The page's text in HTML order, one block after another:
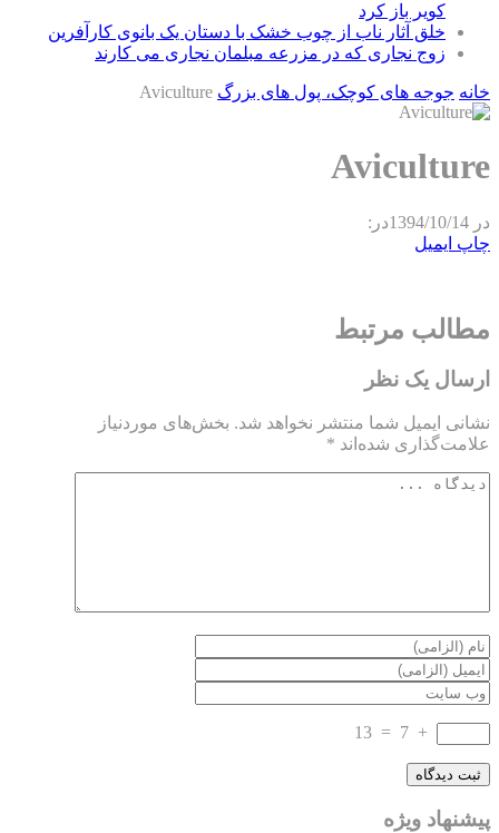
کویر باز کرد
خلق آثار ناب از چوب خشک با دستان یک بانوی کارآفرین
زوج نجاری که در مزرعه مبلمان نجاری می کارند
خانه جوجه های کوچک، پول های بزرگ Aviculture
Aviculture
در 1394/10/14در:
چاپ ایمیل
مطالب مرتبط
ارسال یک نظر
نشانی ایمیل شما منتشر نخواهد شد. بخش‌های موردنیاز
علامت‌گذاری شده‌اند *
+
7
=
13
پیشنهاد ویژه